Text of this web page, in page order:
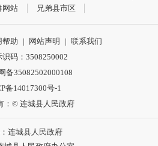
网站
兄弟县市区
帮助 | 网站声明 | 联系我们
识码：3508250002
备35082502000108
备14017300号-1
：© 连城县人民政府
连城县人民政府